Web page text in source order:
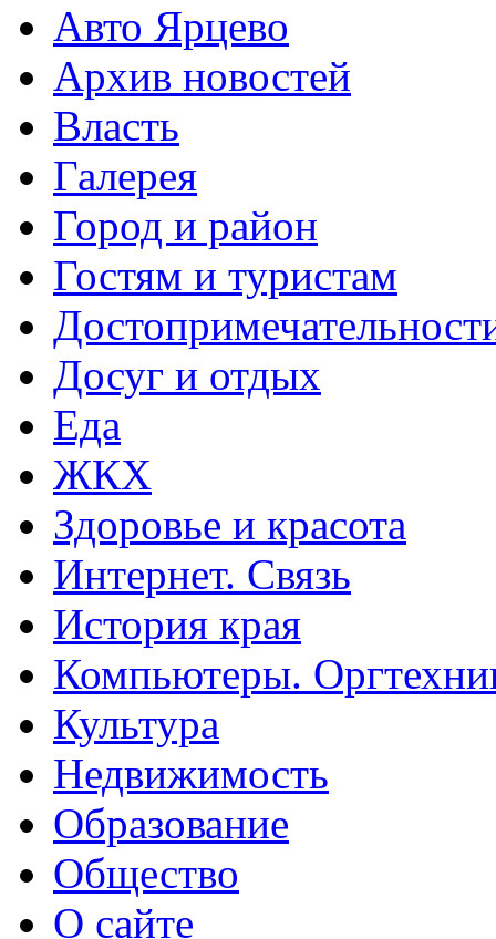
Авто Ярцево
Архив новостей
Власть
Галерея
Город и район
Гостям и туристам
Досуг и отдых
Еда
ЖКХ
Здоровье и красота
Интернет. Связь
История края
Компьютеры.
Культура
Недвижимость
Образование
Общество
О сайте